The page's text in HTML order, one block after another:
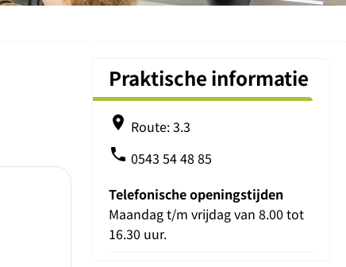
Praktische informatie
place Route: 3.3
phone 0543 54 48 85
Telefonische openingstijden
Maandag t/m vrijdag van 8.00 tot
16.30 uur.